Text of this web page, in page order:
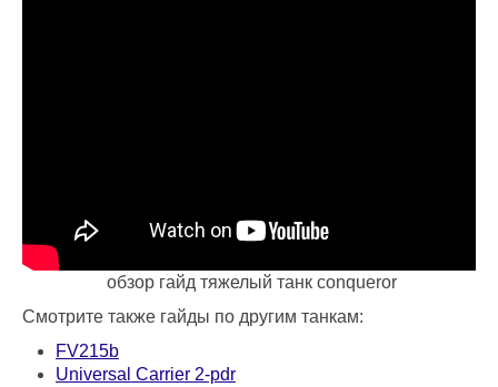
обзор гайд тяжелый танк conqueror
Смотрите также гайды по другим танкам:
FV215b
Universal Carrier 2-pdr